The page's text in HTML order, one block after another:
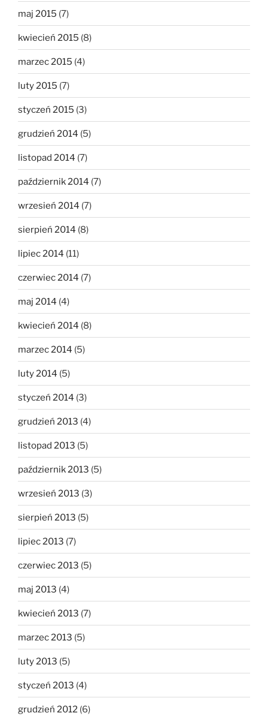
maj 2015 (7)
kwiecień 2015 (8)
marzec 2015 (4)
luty 2015 (7)
styczeń 2015 (3)
grudzień 2014 (5)
listopad 2014 (7)
październik 2014 (7)
wrzesień 2014 (7)
sierpień 2014 (8)
lipiec 2014 (11)
czerwiec 2014 (7)
maj 2014 (4)
kwiecień 2014 (8)
marzec 2014 (5)
luty 2014 (5)
styczeń 2014 (3)
grudzień 2013 (4)
listopad 2013 (5)
październik 2013 (5)
wrzesień 2013 (3)
sierpień 2013 (5)
lipiec 2013 (7)
czerwiec 2013 (5)
maj 2013 (4)
kwiecień 2013 (7)
marzec 2013 (5)
luty 2013 (5)
styczeń 2013 (4)
grudzień 2012 (6)